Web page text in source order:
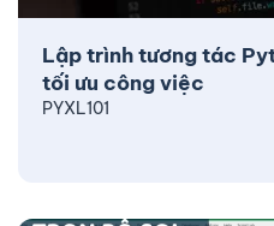
Lập trình tương tác
tối ưu công việc
PYXL101